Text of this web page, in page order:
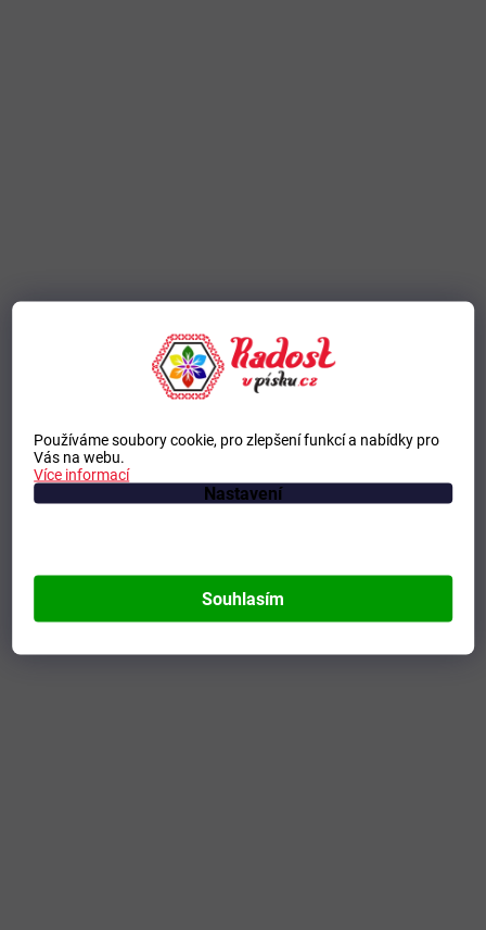
Používáme soubory cookie, pro zlepšení funkcí a nabídky pro
Vás na webu.
Více informací
Nastavení
Souhlasím